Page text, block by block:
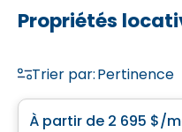
Propriétés
Trier par:Pertinence
À partir de 2 695 $/